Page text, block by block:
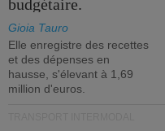
budgétaire.
Gioia Tauro
Elle enregistre des recettes
et des dépenses en
hausse, s'élevant à 1,69
million d'euros.